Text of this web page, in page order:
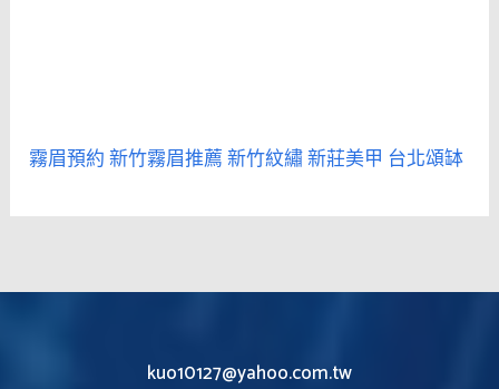
霧眉預約新竹霧眉推薦新竹紋繡新莊美甲 台北頌缽
kuo10127@yahoo.com.tw